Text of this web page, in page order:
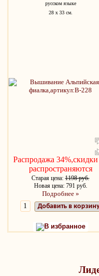
русском языке
28 х 33 см.
Распродажа
распространяются
Старая цена: 1198 руб.
Новая цена: 791 руб.
Подробнее »
Добавить в
В избранное